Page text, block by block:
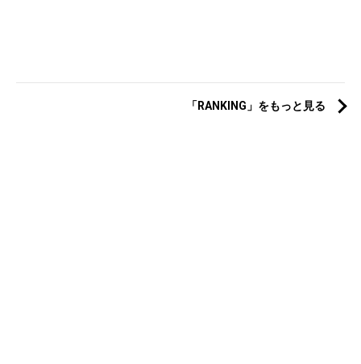
「RANKING」をもっと見る